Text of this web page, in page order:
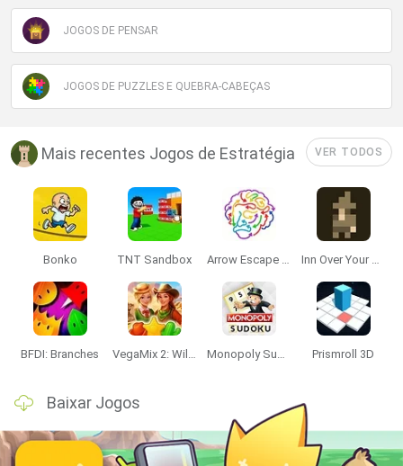
JOGOS DE PENSAR
JOGOS DE PUZZLES E QUEBRA-CABEÇAS
Mais recentes Jogos de Estratégia VER TODOS
Bonko TNT Sandbox Arrow Escape Master Inn Over Your Head
BFDI: Branches VegaMix 2: Wild West Monopoly Sudoku Prismroll 3D
Baixar Jogos